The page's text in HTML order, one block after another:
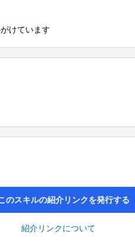
けています
のスキルの紹介リンクを発行する
紹介リンクについて